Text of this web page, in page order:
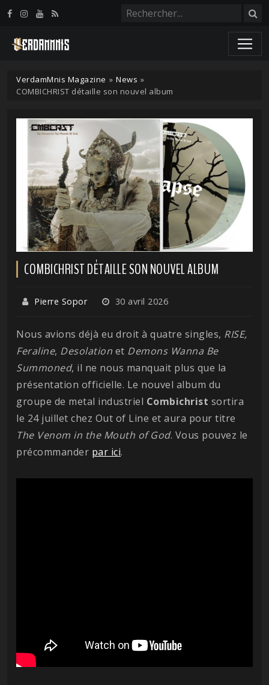
VerdamMnis Magazine » News »
COMBICHRIST détaille son nouvel album
COMBICHRIST DÉTAILLE SON NOUVEL ALBUM
Pierre Sopor 30 avril 2026
Nous avions déjà eu droit à quatre singles, RISE,
Feraline, Desolation et Demons Wanna Be
Summoned, il ne nous manquait plus que la
présentation officielle. Le nouvel album du
groupe de metal industriel Combichrist sortira
le 24 juillet chez Out of Line et aura pour titre
The Venom in the Mouth of God. Vous pouvez le
précommander par ici.
Panneau de gestion des cookies